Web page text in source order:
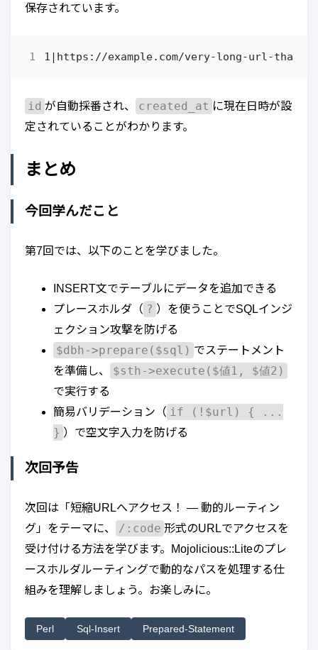
保存されています。
id が自動採番され、 created_at に現在日時が設
定されていることがわかります。
まとめ
今回学んだこと
第7回では、以下のことを学びました。
INSERT文でテーブルにデータを追加できる
プレースホルダ（ ? ）を使うことでSQLインジ
ェクション攻撃を防げる
$dbh->prepare($sql) でステートメント
を準備し、
$sth->execute($値1, $値2)
で実行する
簡易バリデーション（ if (!$url) { ...
} ）で空文字入力を防げる
次回予告
次回は「短縮URLへアクセス！ — 動的ルーティン
グ」をテーマに、
/:code 形式のURLでアクセスを
受け付ける方法を学びます。Mojolicious::Liteのプレ
ースホルダルーティングで動的なパスを処理する仕
組みを理解しましょう。お楽しみに。
Perl Sql-Insert Prepared-Statement